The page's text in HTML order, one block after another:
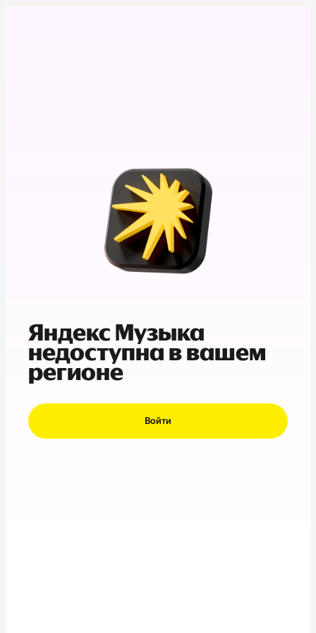
Яндекс Музыка
недоступна в вашем
регионе
Войти